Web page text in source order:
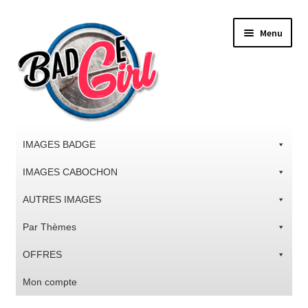
la
navigation
contenu
Menu
IMAGES BADGE
IMAGES CABOCHON
AUTRES IMAGES
Par Thèmes
OFFRES
Mon compte